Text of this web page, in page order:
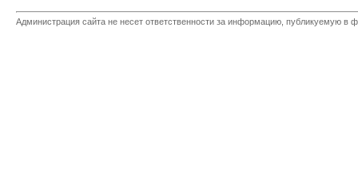
Администрация сайта не несет ответственности за информацию, публикуемую